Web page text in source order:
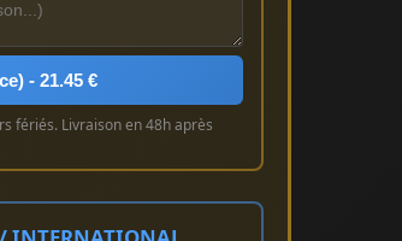
- 21.45 €
fériés. Livraison en 48h après